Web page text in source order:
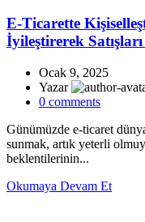
E-Ticarette
İyileştirerek Satışları
Ocak 9, 2025
Yazar
0 comments
Günümüzde e-ticaret
sunmak, artık yeterli
beklentilerinin...
Okumaya Devam Et